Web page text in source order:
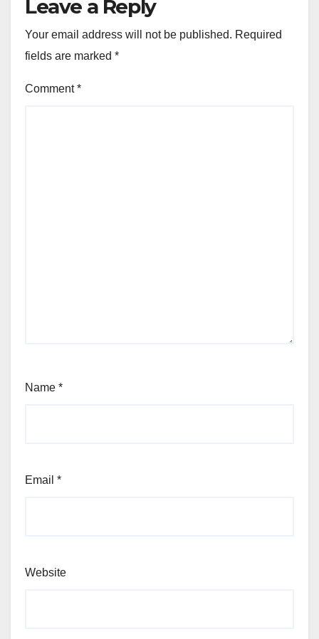
Leave a Reply
Your email address will not be published. Required
fields are marked *
Comment*
Name *
Email *
Website